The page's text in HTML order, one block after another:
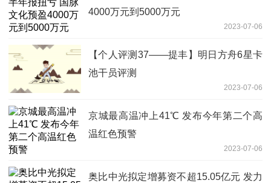
4000万元到5000万元
2023-07-06
【个人评测37——提丰】明日方舟6星卡
池干员评测
2023-07-06
京城最高温冲上41℃ 发布今年第二个高
温红色预警
2023-07-06
奥比中光拟定增募资不超15.05亿元 发力